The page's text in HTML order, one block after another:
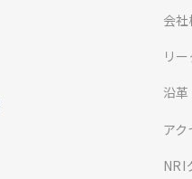
会
リ
沿革
ア
NRI